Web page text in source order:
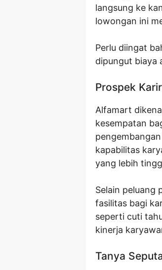
langsung ke
lowongan ini
Perlu diingat
dipungut biaya
Prospek
Alfamart
kesempatan
kapabilitas
yang lebih
Selain peluang
fasilitas bagi
seperti cuti
kinerja
Tanya